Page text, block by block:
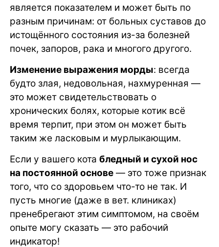
является показателем и может быть по
разным причинам: от больных суставов до
истощённого состояния из-за болезней
почек, запоров, рака и многого другого.
Изменение выражения морды: всегда
будто злая, недовольная, нахмуренная —
это может свидетельствовать о
хронических болях, которые котик всё
время терпит, при этом он может быть
таким же ласковым и мурлыкающим.
Если у вашего кота бледный и сухой нос
на постоянной основе — это тоже признак
того, что со здоровьем что-то не так. И
пусть многие (даже в вет. клиниках)
пренебрегают этим симптомом, на своём
опыте могу сказать — это рабочий
индикатор!